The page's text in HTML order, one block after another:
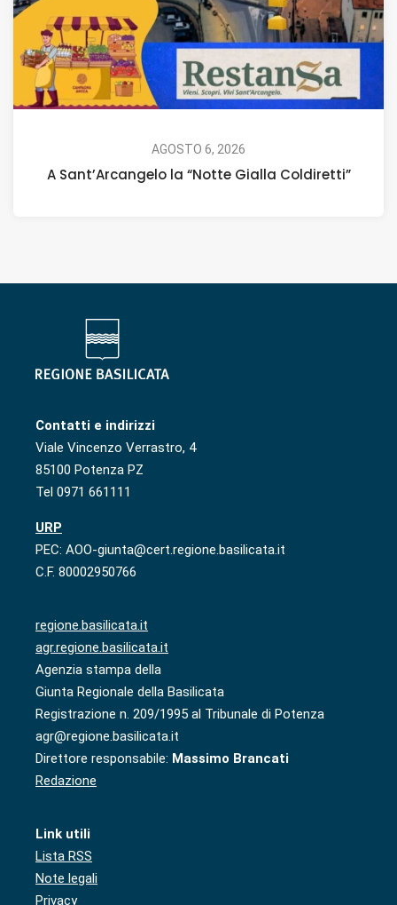
AGOSTO 6, 2026
A Sant’Arcangelo la “Notte Gialla Coldiretti”
Contatti e indirizzi
Viale Vincenzo Verrastro, 4
85100 Potenza PZ
Tel 0971 661111
URP
PEC: AOO-giunta@cert.regione.basilicata.it
C.F. 80002950766
regione.basilicata.it
agr.regione.basilicata.it
Agenzia stampa della
Giunta Regionale della Basilicata
Registrazione n. 209/1995 al Tribunale di Potenza
agr@regione.basilicata.it
Direttore responsabile: Massimo Brancati
Redazione
Link utili
Lista RSS
Note legali
Privacy